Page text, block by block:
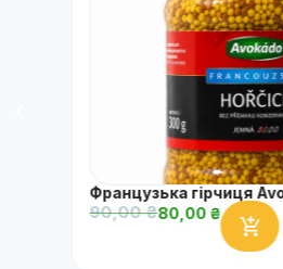
Французька гірчиця
90,00₴80,00 ₴